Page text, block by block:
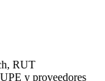
RUT
y proveedores